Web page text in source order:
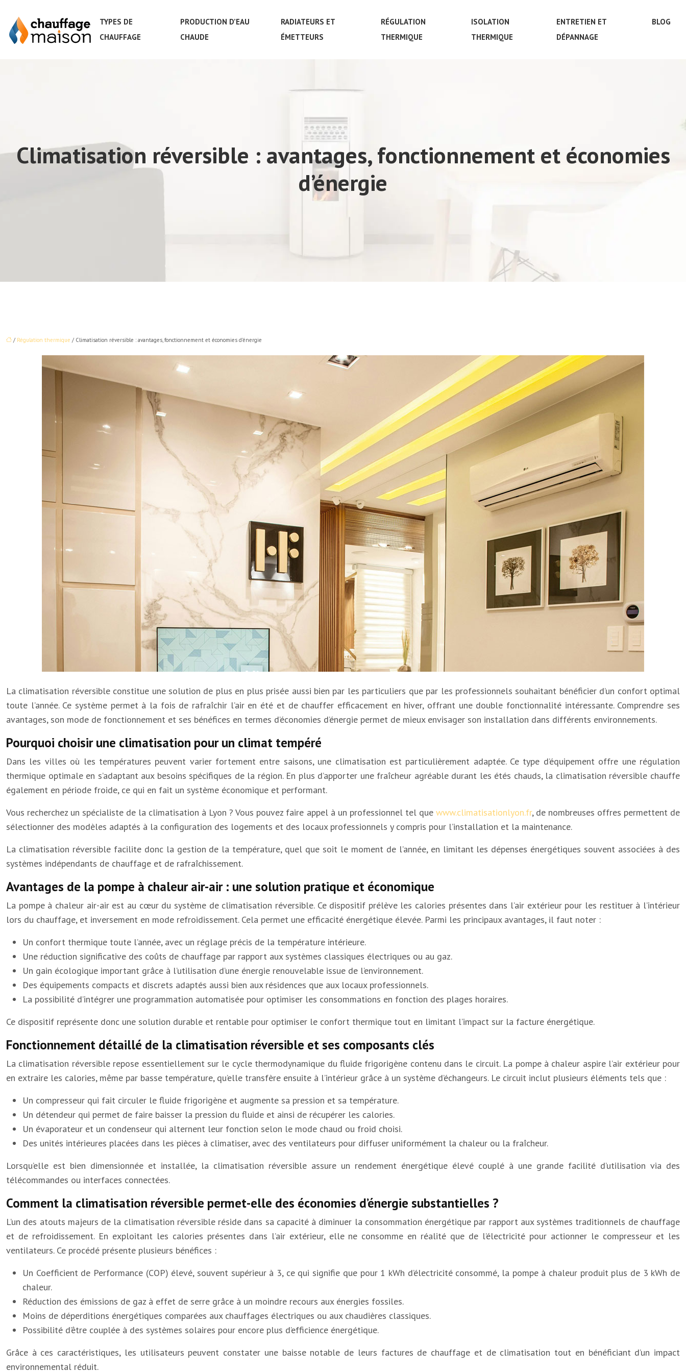
TYPES DE
CHAUFFAGE
PRODUCTION D’EAU
CHAUDE
RADIATEURS ET
ÉMETTEURS
RÉGULATION
THERMIQUE
ISOLATION
THERMIQUE
ENTRETIEN ET
DÉPANNAGE
BLOG
Climatisation réversible : avantages, fonctionnement et économies
d’énergie
/ Régulation thermique / Climatisation réversible : avantages, fonctionnement et économies d’énergie
La climatisation réversible constitue une solution de plus en plus prisée aussi bien par les particuliers que par les professionnels souhaitant bénéficier d’un confort optimal
toute l’année. Ce système permet à la fois de rafraîchir l’air en été et de chauffer efficacement en hiver, offrant une double fonctionnalité intéressante. Comprendre ses
avantages, son mode de fonctionnement et ses bénéfices en termes d’économies d’énergie permet de mieux envisager son installation dans différents environnements.
Pourquoi choisir une climatisation pour un climat tempéré
Dans les villes où les températures peuvent varier fortement entre saisons, une climatisation est particulièrement adaptée. Ce type d’équipement offre une régulation
thermique optimale en s’adaptant aux besoins spécifiques de la région. En plus d’apporter une fraîcheur agréable durant les étés chauds, la climatisation réversible chauffe
également en période froide, ce qui en fait un système économique et performant.
Vous recherchez un spécialiste de la climatisation à Lyon ? Vous pouvez faire appel à un professionnel tel que www.climatisationlyon.fr, de nombreuses offres permettent de
sélectionner des modèles adaptés à la configuration des logements et des locaux professionnels y compris pour l’installation et la maintenance.
La climatisation réversible facilite donc la gestion de la température, quel que soit le moment de l’année, en limitant les dépenses énergétiques souvent associées à des
systèmes indépendants de chauffage et de rafraîchissement.
Avantages de la pompe à chaleur air-air : une solution pratique et économique
La pompe à chaleur air-air est au cœur du système de climatisation réversible. Ce dispositif prélève les calories présentes dans l’air extérieur pour les restituer à l’intérieur
lors du chauffage, et inversement en mode refroidissement. Cela permet une efficacité énergétique élevée. Parmi les principaux avantages, il faut noter :
Un confort thermique toute l’année, avec un réglage précis de la température intérieure.
Une réduction significative des coûts de chauffage par rapport aux systèmes classiques électriques ou au gaz.
Un gain écologique important grâce à l’utilisation d’une énergie renouvelable issue de l’environnement.
Des équipements compacts et discrets adaptés aussi bien aux résidences que aux locaux professionnels.
La possibilité d’intégrer une programmation automatisée pour optimiser les consommations en fonction des plages horaires.
Ce dispositif représente donc une solution durable et rentable pour optimiser le confort thermique tout en limitant l’impact sur la facture énergétique.
Fonctionnement détaillé de la climatisation réversible et ses composants clés
La climatisation réversible repose essentiellement sur le cycle thermodynamique du fluide frigorigène contenu dans le circuit. La pompe à chaleur aspire l’air extérieur pour
en extraire les calories, même par basse température, qu’elle transfère ensuite à l’intérieur grâce à un système d’échangeurs. Le circuit inclut plusieurs éléments tels que :
Un compresseur qui fait circuler le fluide frigorigène et augmente sa pression et sa température.
Un détendeur qui permet de faire baisser la pression du fluide et ainsi de récupérer les calories.
Un évaporateur et un condenseur qui alternent leur fonction selon le mode chaud ou froid choisi.
Des unités intérieures placées dans les pièces à climatiser, avec des ventilateurs pour diffuser uniformément la chaleur ou la fraîcheur.
Lorsqu’elle est bien dimensionnée et installée, la climatisation réversible assure un rendement énergétique élevé couplé à une grande facilité d’utilisation via des
télécommandes ou interfaces connectées.
Comment la climatisation réversible permet-elle des économies d’énergie substantielles ?
L’un des atouts majeurs de la climatisation réversible réside dans sa capacité à diminuer la consommation énergétique par rapport aux systèmes traditionnels de chauffage
et de refroidissement. En exploitant les calories présentes dans l’air extérieur, elle ne consomme en réalité que de l’électricité pour actionner le compresseur et les
ventilateurs. Ce procédé présente plusieurs bénéfices :
Un Coefficient de Performance (COP) élevé, souvent supérieur à 3, ce qui signifie que pour 1 kWh d’électricité consommé, la pompe à chaleur produit plus de 3 kWh de
chaleur.
Réduction des émissions de gaz à effet de serre grâce à un moindre recours aux énergies fossiles.
Moins de déperditions énergétiques comparées aux chauffages électriques ou aux chaudières classiques.
Possibilité d’être couplée à des systèmes solaires pour encore plus d’efficience énergétique.
Grâce à ces caractéristiques, les utilisateurs peuvent constater une baisse notable de leurs factures de chauffage et de climatisation tout en bénéficiant d’un impact
environnemental réduit.